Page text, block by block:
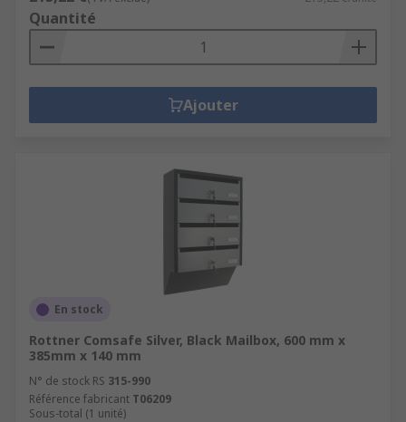
Quantité
Ajouter
En stock
Rottner Comsafe Silver, Black Mailbox, 600 mm x
385mm x 140 mm
N° de stock RS 315-990
Référence fabricant T06209
Sous-total (1 unité)